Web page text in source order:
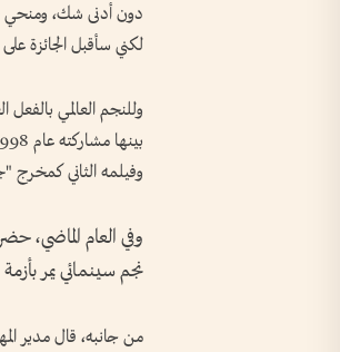
دون أدنى شك، ومنحي
لكني سأقبل الجائزة
وللنجم العالمي
وفيلمه الثاني كمخرج
وفي العام الماضي،
نجم سينمائي يمر
من جانبه، قال مدير